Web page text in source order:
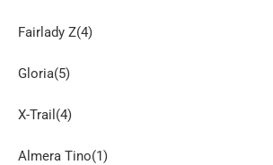
Fairlady Z(4)
Gloria(5)
X-Trail(4)
Almera Tino(1)